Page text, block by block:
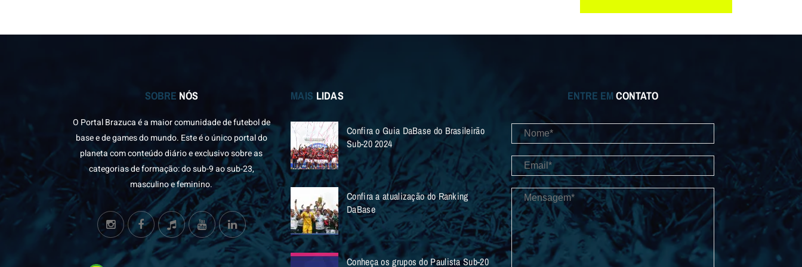
SOBRE NÓS
O Portal Brazuca é a maior comunidade de futebol de
base e de games do mundo. Este é o único portal do
planeta com conteúdo diário e exclusivo sobre as
categorias de formação: do sub-9 ao sub-23,
masculino e feminino.
MAIS LIDAS
Confira o Guia DaBase do Brasileirão
Sub-20 2024
Confira a atualização do Ranking
DaBase
Conheça os grupos do Paulista Sub-20
ENTRE EM CONTATO